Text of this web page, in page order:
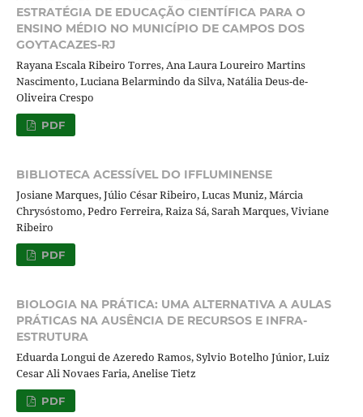
ESTRATÉGIA DE EDUCAÇÃO CIENTÍFICA PARA O
ENSINO MÉDIO NO MUNICÍPIO DE CAMPOS DOS
GOYTACAZES-RJ
Rayana Escala Ribeiro Torres, Ana Laura Loureiro Martins
Nascimento, Luciana Belarmindo da Silva, Natália Deus-de-
Oliveira Crespo
PDF
BIBLIOTECA ACESSÍVEL DO IFFLUMINENSE
Josiane Marques, Júlio César Ribeiro, Lucas Muniz, Márcia
Chrysóstomo, Pedro Ferreira, Raiza Sá, Sarah Marques, Viviane
Ribeiro
PDF
BIOLOGIA NA PRÁTICA: UMA ALTERNATIVA A AULAS
PRÁTICAS NA AUSÊNCIA DE RECURSOS E INFRA-
ESTRUTURA
Eduarda Longui de Azeredo Ramos, Sylvio Botelho Júnior, Luiz
Cesar Ali Novaes Faria, Anelise Tietz
PDF